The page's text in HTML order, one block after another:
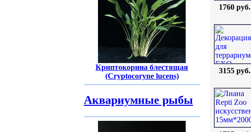
Криптокорина блестящая
(Cryptocoryne lucens)
Аквариумные рыбы
1760 руб.
3155 руб.